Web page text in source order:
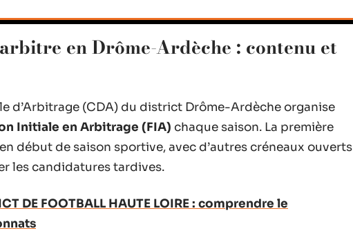
en Drôme-Ardèche : contenu et
d’Arbitrage (CDA) du district Drôme-Ardèche organise
Initiale en Arbitrage (FIA) chaque saison. La première
début de saison sportive, avec d’autres créneaux ouverts
les candidatures tardives.
DE FOOTBALL HAUTE LOIRE : comprendre le